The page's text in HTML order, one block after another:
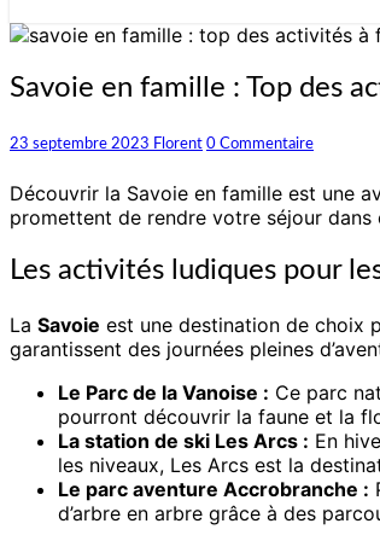
Savoie
famille
:
Top
des
activités
faire
Savoie en famille : Top des
23 septembre 2023 Florent Commentaires
0 Commentaire
Découvrir la Savoie en famille est une
promettent de rendre votre séjour
Les activités ludiques pour
La Savoie est une destination de choix
garantissent des journées pleines
Le Parc de la Vanoise : Ce parc
pourront découvrir la faune et la
La station de ski Les Arcs : En
les niveaux, Les Arcs est la
Le parc aventure Accrobranche :
d’arbre en arbre grâce à des